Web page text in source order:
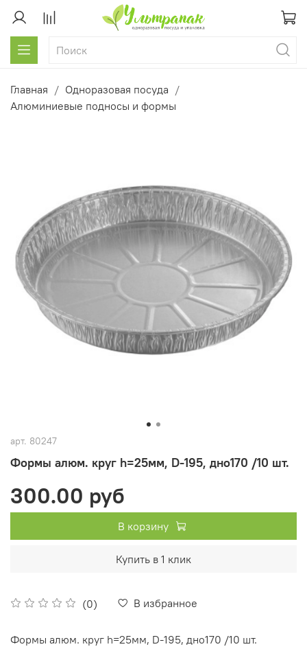
Главная
Одноразовая посуда
Алюминиевые подносы и формы
арт. 80247
Формы алюм. круг h=25мм, D-195, дно170 /10 шт.
(0) В избранное
300.00 руб
В корзину
Купить в 1 клик
Формы алюм. круг h=25мм, D-195, дно170 /10 шт.